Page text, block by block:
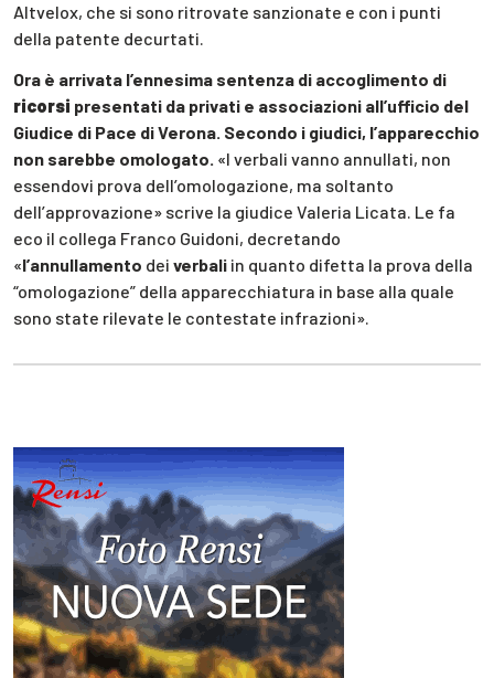
Altvelox, che si sono ritrovate sanzionate e con i punti
della patente decurtati.
Ora è arrivata l’ennesima sentenza di accoglimento di
ricorsi presentati da privati e associazioni all’ufficio del
Giudice di Pace di Verona. Secondo i giudici, l’apparecchio
non sarebbe omologato. «I verbali vanno annullati, non
essendovi prova dell’omologazione, ma soltanto
dell’approvazione» scrive la giudice Valeria Licata. Le fa
eco il collega Franco Guidoni, decretando
«l’annullamento dei verbali in quanto difetta la prova della
“omologazione” della apparecchiatura in base alla quale
sono state rilevate le contestate infrazioni».